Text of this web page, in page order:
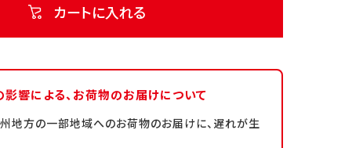
カートに入れる
響による、 お荷物のお届けについて
地方の一部地域へのお荷物のお届けに、遅れが生